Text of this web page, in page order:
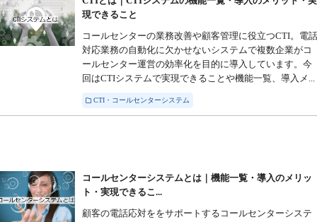
現できること
コールセンターの業務改善や顧客管理に役立つCTI。電
対応業務の自動化に欠かせないシステムで複数企業がコ
ールセンター運営の効率化を目的に導入しています。今
回はCTIシステムで実現できることや機能一覧、導入メ...
CTI・コールセンターシステム
コールセンターシステムとは｜機能一覧・導入のメリッ
ト・実現できるこ...
顧客の電話応対ををサポートするコールセンターシステ